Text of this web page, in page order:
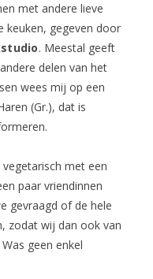
met andere lieve
keuken, gegeven door
. Meestal geeft
delen van het
wees mij op een
(Gr.), dat is
met een
paar vriendinnen
gevraagd of de hele
zodat wij dan ook van
geen enkel